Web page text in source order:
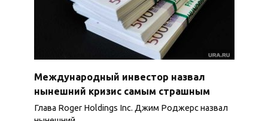
Международный инвестор назвал
нынешний кризис самым страшным
Глава Roger Holdings Inc. Джим Роджерс назвал